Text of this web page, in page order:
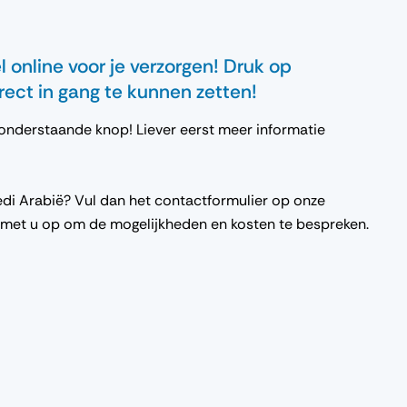
voor je verzorgen! Druk op
in gang te kunnen zetten!
knop! Liever eerst meer informatie
Arabië? Vul dan het contactformulier op onze
u op om de mogelijkheden en kosten te bespreken.